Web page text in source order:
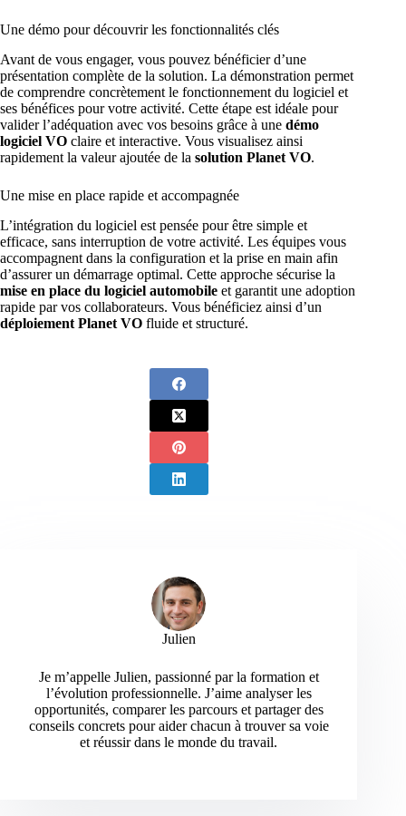
Une démo pour découvrir les fonctionnalités clés
Avant de vous engager, vous pouvez bénéficier d’une
présentation complète de la solution. La démonstration permet
de comprendre concrètement le fonctionnement du logiciel et
ses bénéfices pour votre activité. Cette étape est idéale pour
valider l’adéquation avec vos besoins grâce à une démo
logiciel VO claire et interactive. Vous visualisez ainsi
rapidement la valeur ajoutée de la solution Planet VO.
Une mise en place rapide et accompagnée
L’intégration du logiciel est pensée pour être simple et
efficace, sans interruption de votre activité. Les équipes vous
accompagnent dans la configuration et la prise en main afin
d’assurer un démarrage optimal. Cette approche sécurise la
mise en place du logiciel automobile et garantit une adoption
rapide par vos collaborateurs. Vous bénéficiez ainsi d’un
déploiement Planet VO fluide et structuré.
Julien
Je m’appelle Julien, passionné par la formation et
l’évolution professionnelle. J’aime analyser les
opportunités, comparer les parcours et partager des
conseils concrets pour aider chacun à trouver sa voie
et réussir dans le monde du travail.